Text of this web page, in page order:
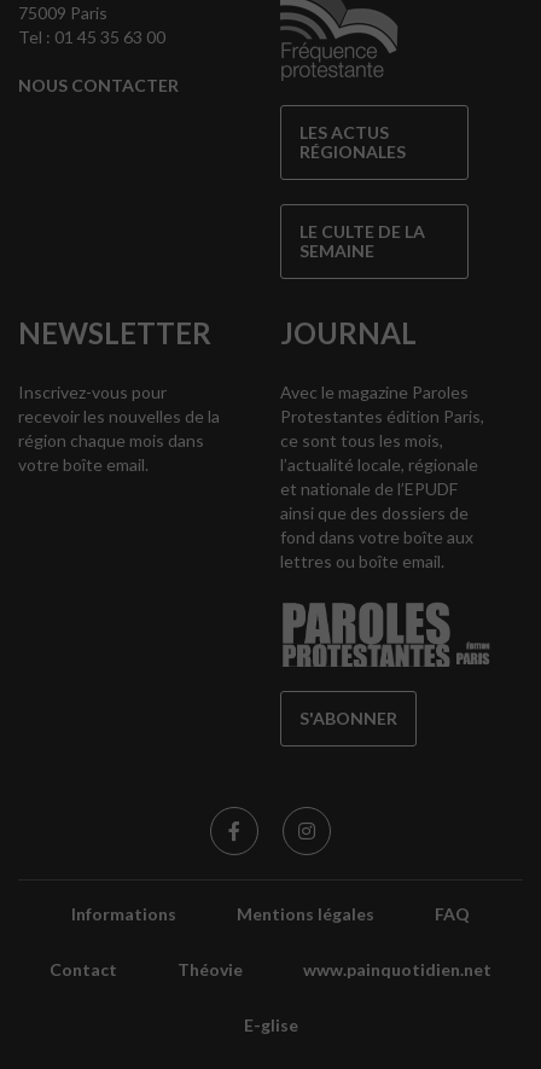
75009 Paris
Tel : 01 45 35 63 00
NOUS CONTACTER
LES ACTUS
RÉGIONALES
LE CULTE DE LA
SEMAINE
NEWSLETTER
Inscrivez-vous pour
recevoir les nouvelles de la
région chaque mois dans
votre boîte email.
JOURNAL
Avec le magazine Paroles
Protestantes édition Paris,
ce sont tous les mois,
l’actualité locale, régionale
et nationale de l’EPUDF
ainsi que des dossiers de
fond dans votre boîte aux
lettres ou boîte email.
S'ABONNER
Informations Mentions légales FAQ
Contact Théovie www.painquotidien.net
E-glise